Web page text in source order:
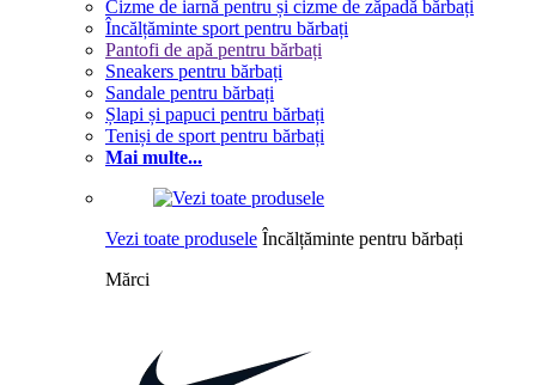
Cizme de iarnă pentru și cizme de zăpadă bărbați
Încălțăminte sport pentru bărbați
Pantofi de apă pentru bărbați
Sneakers pentru bărbați
Sandale pentru bărbați
Șlapi și papuci pentru bărbați
Teniși de sport pentru bărbați
Mai multe...
Vezi toate produsele Încălțăminte pentru bărbați
Mărci